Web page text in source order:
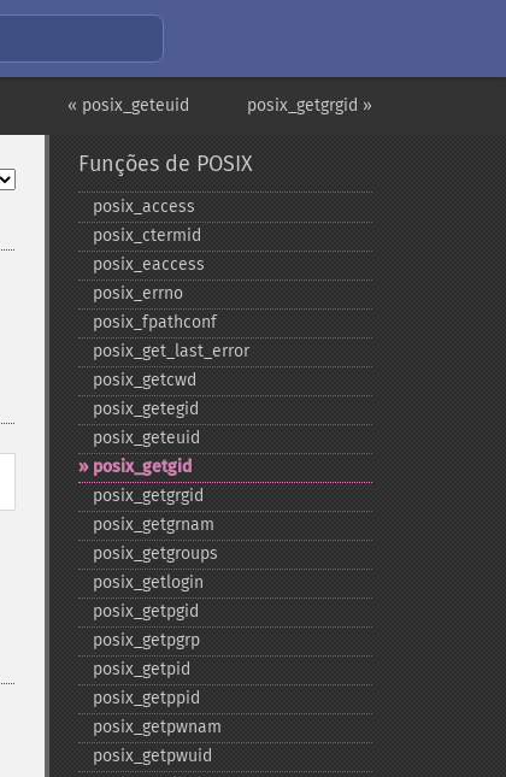
posix_getgrgid »
« posix_geteuid
Funções de POSIX
posix_​access
posix_​ctermid
posix_​eaccess
posix_​errno
posix_​fpathconf
posix_​get_​last_​error
posix_​getcwd
posix_​getegid
posix_​geteuid
posix_​getgid
posix_​getgrgid
posix_​getgrnam
posix_​getgroups
posix_​getlogin
posix_​getpgid
posix_​getpgrp
posix_​getpid
posix_​getppid
posix_​getpwnam
posix_​getpwuid